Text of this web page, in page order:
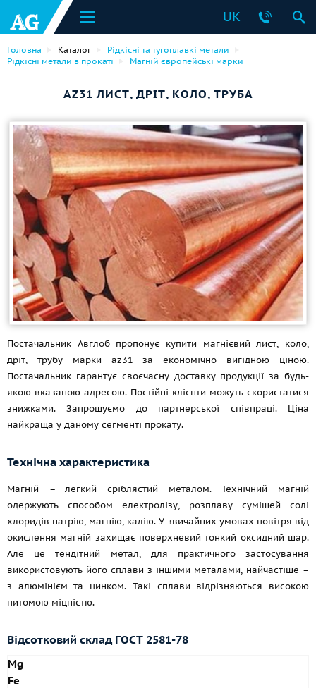
UK
Головна Каталог
Рідкісні та тугоплавкі метали
Рідкісні метали в прокаті
Магній європейські марки
AZ31 ЛИСТ, ДРІТ, КОЛО, ТРУБА
Постачальник Авглоб пропонує купити магнієвий лист, коло,
дріт, трубу марки az31 за економічно вигідною ціною.
Постачальник гарантує своєчасну доставку продукції за будь-
якою вказаною адресою. Постійні клієнти можуть скористатися
знижками. Запрошуємо до партнерської співпраці. Ціна
найкраща у даному сегменті прокату.
Технічна характеристика
Магній – легкий сріблястий металом. Технічний магній
одержують способом електролізу, розплаву сумішей солі
хлоридів натрію, магнію, калію. У звичайних умовах повітря від
окислення магній захищає поверхневий тонкий оксидний шар.
Але це тендітний метал, для практичного застосування
використовують його сплави з іншими металами, найчастіше –
з алюмінієм та цинком. Такі сплави відрізняються високою
питомою міцністю.
Відсотковий склад ГОСТ 2581-78
Mg
Fe